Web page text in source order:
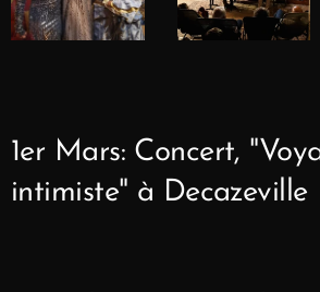
1er Mars: Concert,
intimiste" à Decazeville